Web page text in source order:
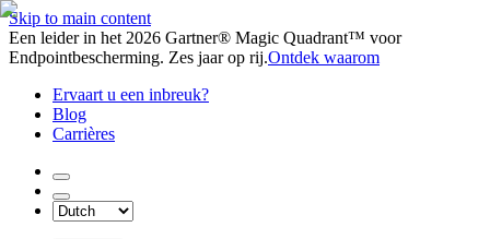
Skip to main content
Een leider in het 2026 Gartner® Magic Quadrant™ voor
Endpointbescherming. Zes jaar op rij.Ontdek waarom
Ervaart u een inbreuk?
Blog
Carrières